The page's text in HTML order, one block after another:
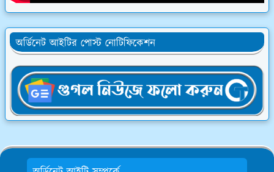
অর্ডিনেট আইটির পোস্ট নোটিফিকেশন